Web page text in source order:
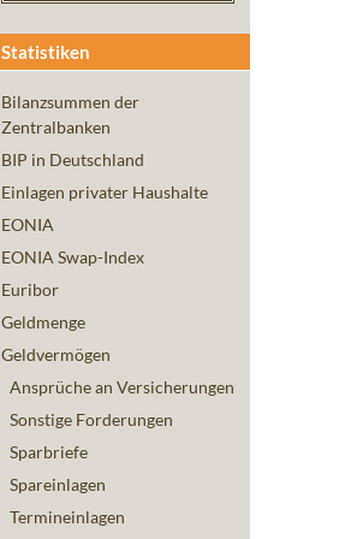
Statistiken
Bilanzsummen der
Zentralbanken
BIP in Deutschland
Einlagen privater Haushalte
EONIA
EONIA Swap-Index
Euribor
Geldmenge
Geldvermögen
Ansprüche an Versicherungen
Sonstige Forderungen
Sparbriefe
Spareinlagen
Termineinlagen